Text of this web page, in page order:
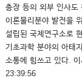
총장 등의 외부 인사도
이론물리분야 발전을
설립된 국제연구소로
기초과학 분야의 아태
소통에 힘쓰고 있다.
23:39:56